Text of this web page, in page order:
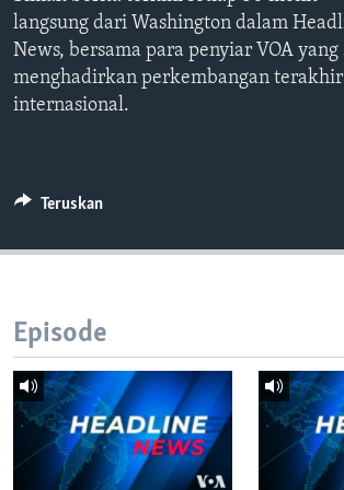
langsung dari Washington dalam
News, bersama para penyiar VOA yang
menghadirkan perkembangan
internasional.
Teruskan
Episode